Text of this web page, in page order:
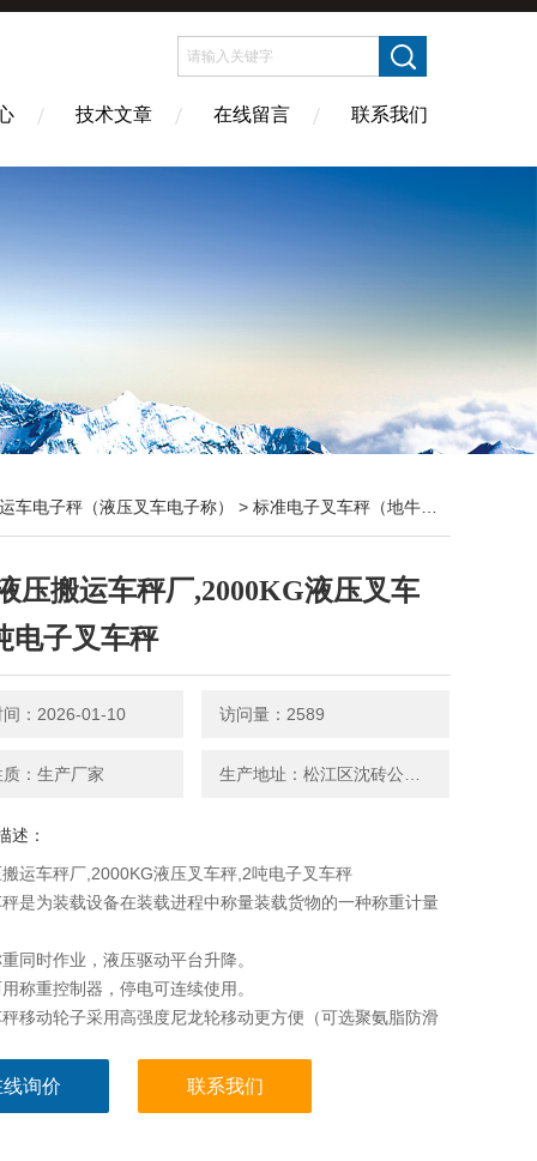
技术文章 在线留言 联系我们
车电子秤（液压叉车电子称） > 标准电子叉车秤（地牛秤）
压搬运车秤厂,2000KG液压叉车
电子叉车秤
间：2026-01-10 访问量：2589
质：生产厂家
述：
运车秤厂,2000KG液压叉车秤,2吨电子叉车秤
是为装载设备在装载进程中称量装载货物的一种称重计量
同时作业，液压驱动平台升降。
称重控制器，停电可连续使用。
移动轮子采用高强度尼龙轮移动更方便（可选聚氨脂防滑
询价 联系我们